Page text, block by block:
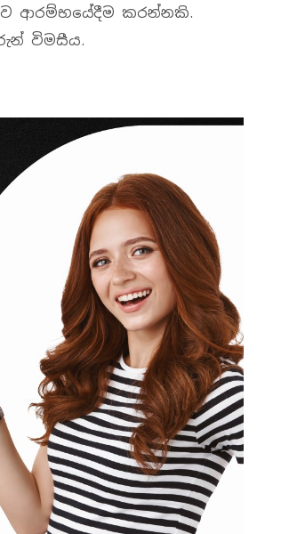
ආරම්භයේදීම කරන්නකි.
විමසීය.